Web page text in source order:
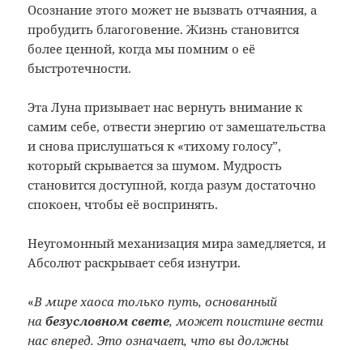
Осознание этого может не вызвать отчаяния, а
пробудить благоговение. Жизнь становится
более ценной, когда мы помним о её
быстротечности.
Эта Луна призывает нас вернуть внимание к
самим себе, отвести энергию от замешательства
и снова прислушаться к «тихому голосу”,
который скрывается за шумом. Мудрость
становится доступной, когда разум достаточно
спокоен, чтобы её воспринять.
Неугомонный механизация мира замедляется, и
Абсолют раскрывает себя изнутри.
«В мире хаоса только путь, основанный
набезусловном свете, может поистине вести
нас вперед. Это означает, что вы должны